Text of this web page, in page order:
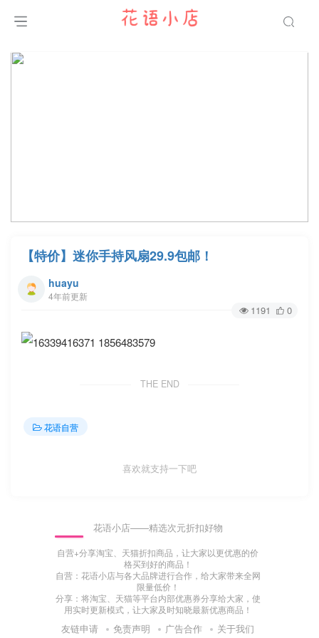
【特价】迷你手持风扇29.9包邮！
huayu
4年前更新
1191 0
THE END
花语自营
喜欢就支持一下吧
花语小店——精选次元折扣好物
自营+分享淘宝、天猫折扣商品，让大家以更优惠的价
格买到好的商品！
自营：花语小店与各大品牌进行合作，给大家带来全网
限量低价！
分享：将淘宝、天猫等平台内部优惠券分享给大家，使
用实时更新模式，让大家及时知晓最新优惠商品！
友链申请 免责声明 广告合作 关于我们